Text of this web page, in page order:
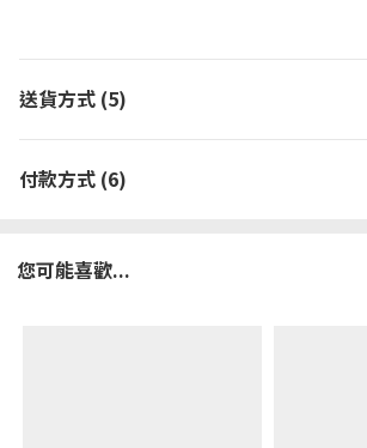
送貨方式 (5)
付款方式 (6)
您可能喜歡...